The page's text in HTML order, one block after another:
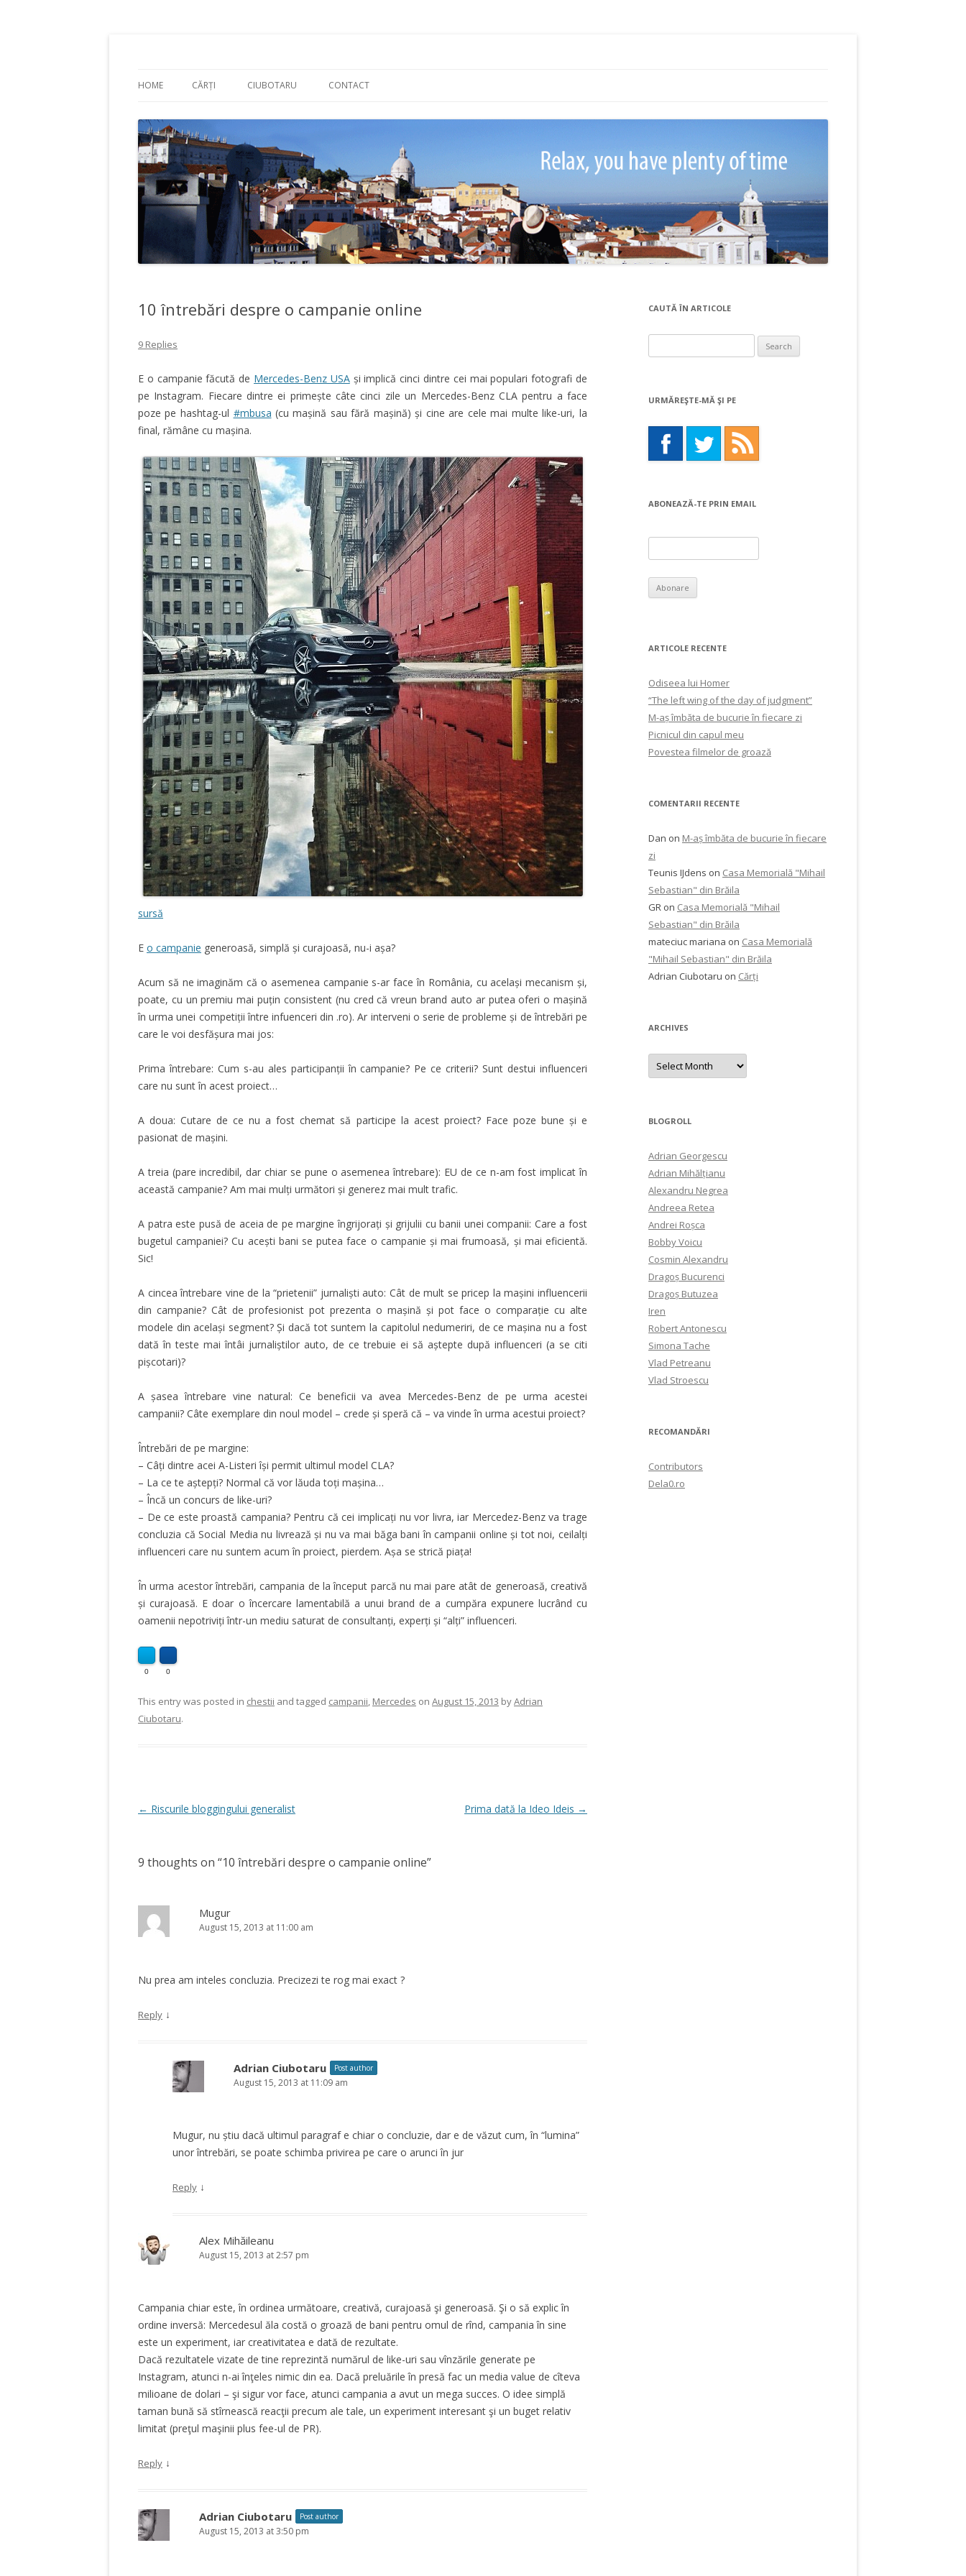
HOME CĂRȚI CIUBOTARU CONTACT
10 întrebări despre o campanie online
9 Replies
E o campanie făcută de Mercedes-Benz USAși implică cinci dintre cei mai populari fotografi de
pe Instagram. Fiecare dintre ei primește câte cinci zile un Mercedes-Benz CLA pentru a face
poze pe hashtag-ul #mbusa (cu mașină sau fără mașină) și cine are cele mai multe like-uri, la
final, rămâne cu mașina.
sursă
E o campanie generoasă, simplă și curajoasă, nu-i așa?
Acum să ne imaginăm că o asemenea campanie s-ar face în România, cu același mecanism și,
poate, cu un premiu mai puțin consistent (nu cred că vreun brand auto ar putea oferi o mașină
în urma unei competiții între infuenceri din .ro). Ar interveni o serie de probleme și de întrebări pe
care le voi desfășura mai jos:
Prima întrebare: Cum s-au ales participanții în campanie? Pe ce criterii? Sunt destui influenceri
care nu sunt în acest proiect…
A doua: Cutare de ce nu a fost chemat să participe la acest proiect? Face poze bune și e
pasionat de mașini.
A treia (pare incredibil, dar chiar se pune o asemenea întrebare): EU de ce n-am fost implicat în
această campanie? Am mai mulți următori și generez mai mult trafic.
A patra este pusă de aceia de pe margine îngrijorați și grijulii cu banii unei companii: Care a fost
bugetul campaniei? Cu acești bani se putea face o campanie și mai frumoasă, și mai eficientă.
Sic!
A cincea întrebare vine de la “prietenii” jurnaliști auto: Cât de mult se pricep la mașini influencerii
din campanie? Cât de profesionist pot prezenta o mașină și pot face o comparație cu alte
modele din același segment? Și dacă tot suntem la capitolul nedumeriri, de ce mașina nu a fost
dată în teste mai întâi jurnaliștilor auto, de ce trebuie ei să aștepte după influenceri (a se citi
pișcotari)?
A șasea întrebare vine natural: Ce beneficii va avea Mercedes-Benz de pe urma acestei
campanii? Câte exemplare din noul model – crede și speră că – va vinde în urma acestui proiect?
Întrebări de pe margine:
– Câți dintre acei A-Listeri își permit ultimul model CLA?
– La ce te aștepți? Normal că vor lăuda toți mașina…
– Încă un concurs de like-uri?
– De ce este proastă campania? Pentru că cei implicați nu vor livra, iar Mercedez-Benz va trage
concluzia că Social Media nu livrează și nu va mai băga bani în campanii online și tot noi, ceilalți
influenceri care nu suntem acum în proiect, pierdem. Așa se strică piața!
În urma acestor întrebări, campania de la început parcă nu mai pare atât de generoasă, creativă
și curajoasă. E doar o încercare lamentabilă a unui brand de a cumpăra expunere lucrând cu
oamenii nepotriviți într-un mediu saturat de consultanți, experți și “alți” influenceri.
0 0
This entry was posted in chestii and tagged campanii, Mercedes on August 15, 2013 byAdrian
Ciubotaru.
Post
← Riscurile bloggingului generalist Prima dată la Ideo Ideis →
9 thoughts on “10 întrebări despre o campanie online”
Mugur
August 15, 2013 at 11:00 am
Nu prea am inteles concluzia. Precizezi te rog mai exact ?
Reply ↓
Adrian Ciubotaru Post author
August 15, 2013 at 11:09 am
Mugur, nu știu dacă ultimul paragraf e chiar o concluzie, dar e de văzut cum, în “lumina”
unor întrebări, se poate schimba privirea pe care o arunci în jur
Reply ↓
Alex Mihăileanu
August 15, 2013 at 2:57 pm
Campania chiar este, în ordinea următoare, creativă, curajoasă şi generoasă. Şi o să explic în
ordine inversă: Mercedesul ăla costă o groază de bani pentru omul de rînd, campania în sine
este un experiment, iar creativitatea e dată de rezultate.
Dacă rezultatele vizate de tine reprezintă numărul de like-uri sau vînzările generate pe
Instagram, atunci n-ai înţeles nimic din ea. Dacă preluările în presă fac un media value de cîteva
milioane de dolari – şi sigur vor face, atunci campania a avut un mega succes. O idee simplă
taman bună să stîrnească reacţii precum ale tale, un experiment interesant şi un buget relativ
limitat (preţul maşinii plus fee-ul de PR).
Reply ↓
Adrian Ciubotaru Post author
August 15, 2013 at 3:50 pm
CAUTĂ ÎN ARTICOLE
for:
URMĂREŞTE-MĂ ŞI PE
ABONEAZĂ-TE PRIN EMAIL
ARTICOLE RECENTE
Odiseea lui Homer
“The left wing of the day of judgment”
M-aș îmbăta de bucurie în fiecare zi
Picnicul din capul meu
Povestea filmelor de groază
COMENTARII RECENTE
Dan on M-aș îmbăta de bucurie în fiecare
zi
Teunis IJdens on Casa Memorială "Mihail
Sebastian" din Brăila
GR on Casa Memorială "Mihail
Sebastian" din Brăila
mateciuc mariana on Casa Memorială
"Mihail Sebastian" din Brăila
Adrian Ciubotaru on Cărți
ARCHIVES
Archives
BLOGROLL
Adrian Georgescu
Adrian Mihălțianu
Alexandru Negrea
Andreea Retea
Andrei Roșca
Bobby Voicu
Cosmin Alexandru
Dragoș Bucurenci
Dragoș Butuzea
Iren
Robert Antonescu
Simona Tache
Vlad Petreanu
Vlad Stroescu
RECOMANDĂRI
Contributors
Dela0.ro